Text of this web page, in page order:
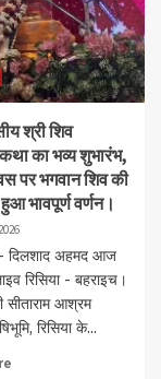
श्री शिव
का भव्य शुभारंभ,
पर भगवान शिव की
भावपूर्ण वर्णन।
- दिलशाद अहमद आज
रिसिया - बहराइच।
सीताराम आश्रम
रिसिया के...